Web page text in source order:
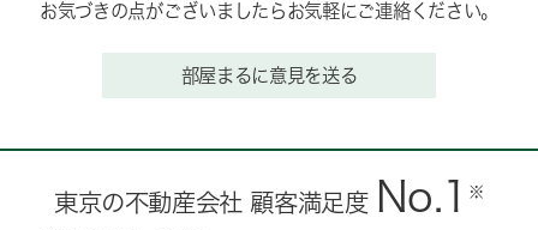
お気づきの点がございましたらお気軽にご連絡ください。
部屋まるに意見を送る
東京の不動産会社 顧客満足度 No.1 ※